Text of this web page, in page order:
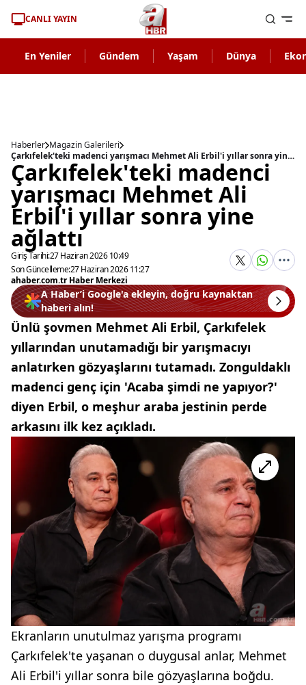
CANLI YAYIN
En Yeniler Gündem Yaşam Dünya
Haberler Magazin Galerileri
Çarkıfelek'teki madenci yarışmacı Mehmet Ali Erbil'i yıllar sonra yine ağlattı
Çarkıfelek'teki madenci
yarışmacı Mehmet Ali
Erbil'i yıllar sonra yine
ağlattı
Giriş Tarihi:27 Haziran 2026 10:49
Son Güncelleme:27 Haziran 2026 11:27
ahaber.com.tr Haber Merkezi
A Haber’i Google'a ekleyin, doğru kaynaktan
haberi alın!
Ünlü şovmen Mehmet Ali Erbil, Çarkıfelek
yıllarından unutamadığı bir yarışmacıyı
anlatırken gözyaşlarını tutamadı. Zonguldaklı
madenci genç için 'Acaba şimdi ne yapıyor?'
diyen Erbil, o meşhur araba jestinin perde
arkasını ilk kez açıkladı.
Ekranların unutulmaz yarışma programı
Çarkıfelek'te yaşanan o duygusal anlar, Mehmet
Ali Erbil'i yıllar sonra bile gözyaşlarına boğdu.